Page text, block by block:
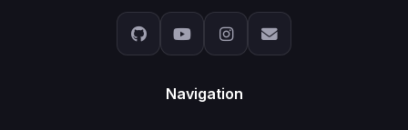
Navigation